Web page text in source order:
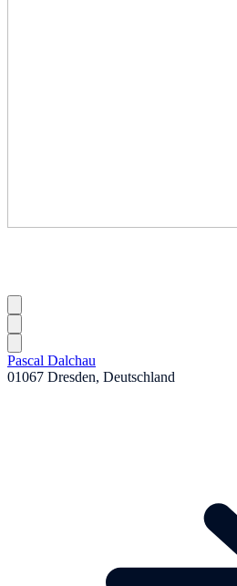
Pascal Dalchau
01067 Dresden, Deutschland